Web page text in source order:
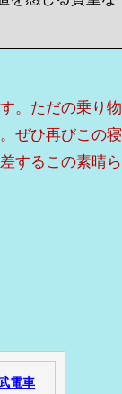
。ただの乗り物
ぜひ再びこの寝
するこの素晴ら
電車